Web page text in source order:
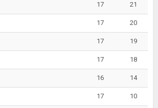
17 21
17 20
17 19
17 18
16 14
17 10